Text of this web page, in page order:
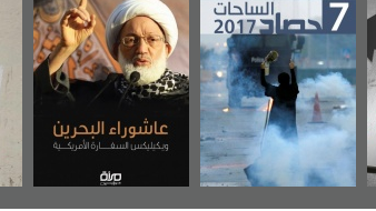
عاشوراء البحرين...
ويكيليكس السفارة
الأمريكية
شهداء وطن